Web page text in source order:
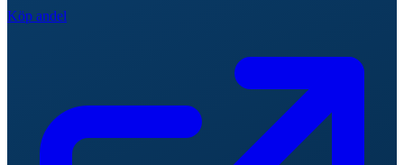
Köp andel